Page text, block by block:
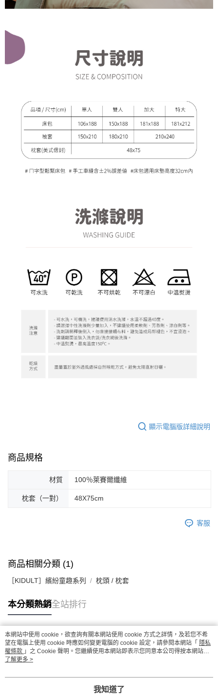
顯示電腦版詳細說明
商品規格
材質 100％萊賽爾纖維
枕套（一對） 48X75cm
客服
商品相關分類 (1)
［KIDULT］繽紛童趣系列 枕頭 / 枕套
本分類熱銷全站排行
熱門標籤
本網站中使用 cookie，欲查詢有關本網站使用 cookie 方式之詳情，及若您不希
望在電腦上使用 cookie 時應如何變更電腦的 cookie 設定，請參閱本網站「 隱私
權條款 」之 Cookie 聲明。您繼續使用本網站即表示您同意本公司得按本網站使
用條款之 Cookie 聲明使用 cookie。
了解更多 >
我知道了